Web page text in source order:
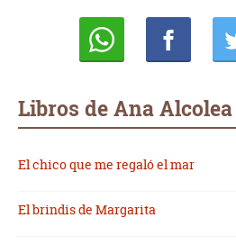
Libros de Ana Alcolea
El chico que me regaló el mar
El brindis de Margarita